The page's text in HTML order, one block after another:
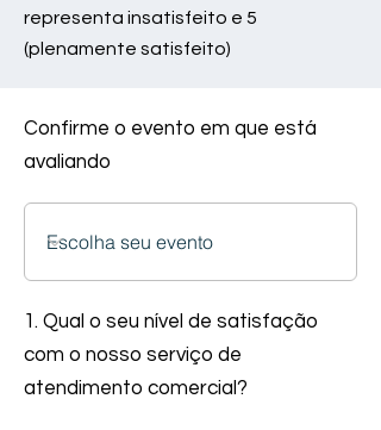
representa insatisfeito e 5
(plenamente satisfeito)
Confirme o evento em que está
avaliando
1. Qual o seu nível de satisfação
com o nosso serviço de
atendimento comercial?